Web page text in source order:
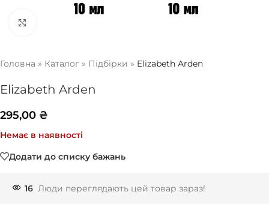
Головна » Каталог » Підбірки » Elizabeth Arden
Elizabeth Arden
295,00 ₴
Немає в наявності
Додати до списку бажань
16 Люди переглядають цей товар зараз!